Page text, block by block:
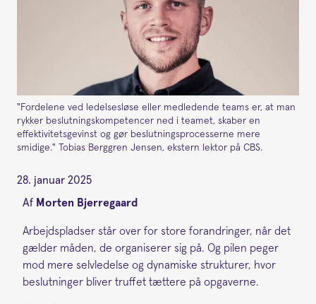
"Fordelene ved ledelsesløse eller medledende teams er, at man
rykker beslutningskompetencer ned i teamet, skaber en
effektivitetsgevinst og gør beslutningsprocesserne mere
smidige." Tobias Berggren Jensen, ekstern lektor på CBS.
28. januar 2025
Af Morten Bjerregaard
Arbejdspladser står over for store forandringer, når det
gælder måden, de organiserer sig på. Og pilen peger
mod mere selvledelse og dynamiske strukturer, hvor
beslutninger bliver truffet tættere på opgaverne.